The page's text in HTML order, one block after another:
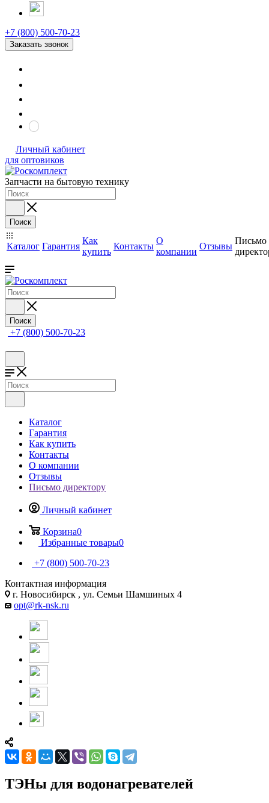
+7 (800) 500-70-23
Заказать звонок
Личный кабинет
для оптовиков
Запчасти на бытовую технику
Поиск
Каталог Гарантия
Как
купить
Контакты
О
компании
Отзывы
Письмо
Поиск
+7 (800) 500-70-23
Каталог
Гарантия
Как купить
Контакты
О компании
Отзывы
Письмо директору
Личный кабинет
Корзина0
Избранные товары0
+7 (800) 500-70-23
Контактная информация
г. Новосибирск , ул. Семьи Шамшиных 4
opt@rk-nsk.ru
ТЭНы для водонагревателей